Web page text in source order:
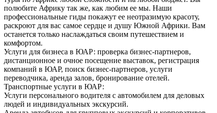
полюбите Африку так же, как любим ее мы. Наши
профессиональные гиды покажут ее неотразимую красоту,
раскроют для вас самое сердце и душу Южной Африки. Вам
останется только наслаждаться своим путешествием и
комфортом.
Услуги для бизнеса в ЮАР: проверка бизнес-партнеров,
дистанционное и очное посещение выставок, регистрация
компаний в ЮАР, поиск бизнес-партнеров, услуги
переводчика, аренда залов, бронирование отелей.
Транспортные услуги в ЮАР:
Услуги персонального водителя с автомобилем для деловых
людей и индивидуальных экскурсий.